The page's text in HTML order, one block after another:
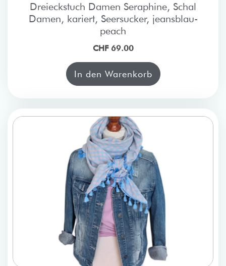
Dreieckstuch Damen Seraphine, Schal
Damen, kariert, Seersucker, jeansblau-
peach
CHF 69.00
In den Warenkorb